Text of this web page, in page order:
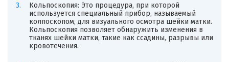
Кольпоскопия: Это процедура, при которой
используется специальный прибор, называемый
колпоскопом, для визуального осмотра шейки матки.
Кольпоскопия позволяет обнаружить изменения в
тканях шейки матки, такие как ссадины, разрывы или
кровотечения.